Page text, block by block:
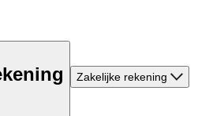
Zakelijke rekening